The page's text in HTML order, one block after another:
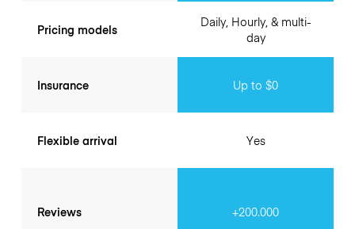
Pricing models
Insurance
Flexible arrival
Reviews
Daily, Hourly, & multi-
day
Up to $0
Yes
+200.000